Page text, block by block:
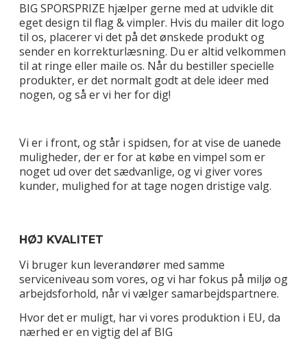
BIG SPORSPRIZE hjælper gerne med at udvikle dit
eget design til flag & vimpler. Hvis du mailer dit logo
til os, placerer vi det på det ønskede produkt og
sender en korrekturlæsning. Du er altid velkommen
til at ringe eller maile os. Når du bestiller specielle
produkter, er det normalt godt at dele ideer med
nogen, og så er vi her for dig!
Vi er i front, og står i spidsen, for at vise de uanede
muligheder, der er for at købe en vimpel som er
noget ud over det sædvanlige, og vi giver vores
kunder, mulighed for at tage nogen dristige valg.
HØJ KVALITET
Vi bruger kun leverandører med samme
serviceniveau som vores, og vi har fokus på miljø og
arbejdsforhold, når vi vælger samarbejdspartnere.
Hvor det er muligt, har vi vores produktion i EU, da
nærhed er en vigtig del af BIG